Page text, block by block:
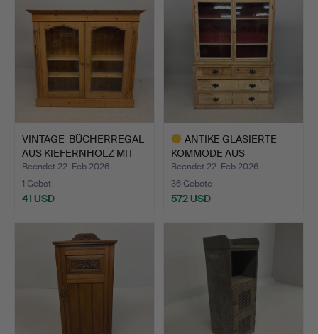
VINTAGE-BÜCHERREGAL
AUS KIEFERNHOLZ MIT
GL…
Beendet 22. Feb 2026
1 Gebot
41 USD
ANTIKE GLASIERTE
KOMMODE AUS
KIEFERNHOLZ.
Beendet 22. Feb 2026
36 Gebote
572 USD